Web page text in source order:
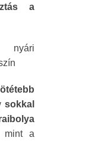
a
sokkal
mint a